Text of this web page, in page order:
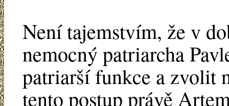
Není tajemstvím, že v
nemocný patriarcha
patriarší funkce a zvolit
tento postup právě